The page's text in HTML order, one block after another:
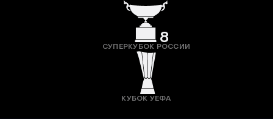
8
СУПЕРКУБОК РОССИИ
КУБОК УЕФА